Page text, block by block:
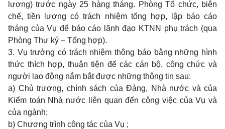
lương) trước ngày 25 hàng tháng. Phòng Tổ chức, biên
chế, tiền lương có trách nhiệm tổng hợp, lập báo cáo
tháng của Vụ để báo cáo lãnh đạo KTNN phụ trách (qua
Phòng Thư ký – Tổng hợp).
3. Vụ trưởng có trách nhiệm thông báo bằng những hình
thức thích hợp, thuận tiện để các cán bộ, công chức và
người lao động nắm bắt được những thông tin sau:
a) Chủ trương, chính sách của Đảng, Nhà nước và của
Kiểm toán Nhà nước liên quan đến công việc của Vụ và
của ngành;
b) Chương trình công tác của Vụ ;